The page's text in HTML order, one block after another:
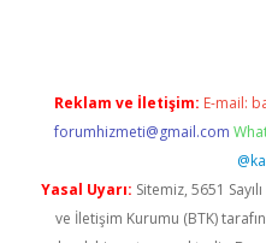
Reklam ve İletişim: E-mail:
forumhizmeti@gmail.com
Yasal Uyarı: Sitemiz, 5651
ve İletişim Kurumu (BTK)